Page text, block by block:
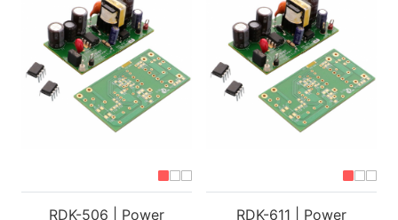
RDK-506 | Power
RDK-611 | Power